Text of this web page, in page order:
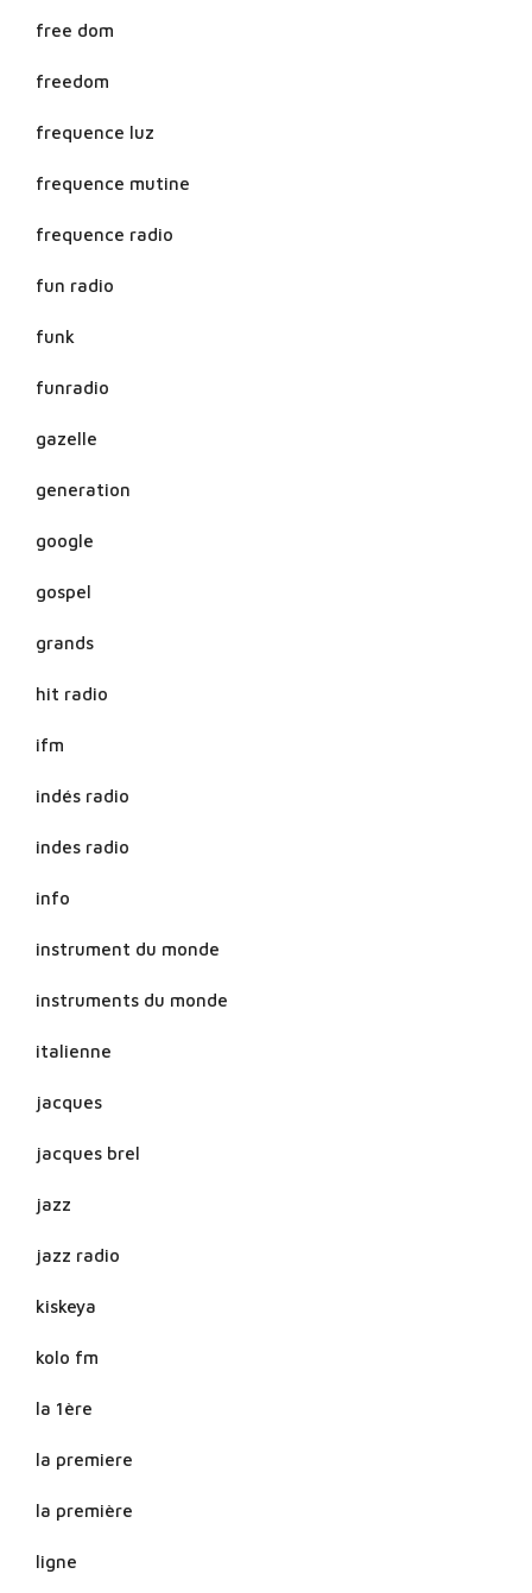
free dom
freedom
frequence luz
frequence mutine
frequence radio
fun radio
funk
funradio
gazelle
generation
google
gospel
grands
hit radio
ifm
indés radio
indes radio
info
instrument du monde
instruments du monde
italienne
jacques
jacques brel
jazz
jazz radio
kiskeya
kolo fm
la 1ère
la premiere
la première
ligne